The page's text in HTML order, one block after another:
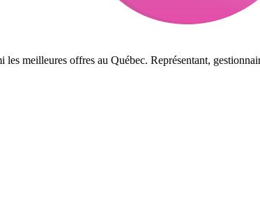
meilleures offres au Québec. Représentant,